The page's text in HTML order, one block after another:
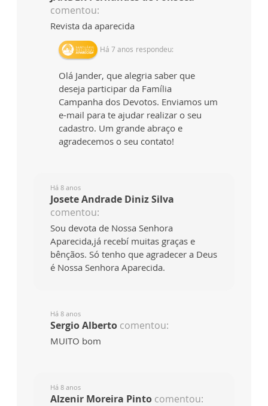
comentou:
Revista da aparecida
Há 7 anos respondeu:
Olá Jander, que alegria saber que
deseja participar da Família
Campanha dos Devotos. Enviamos um
e-mail para te ajudar realizar o seu
cadastro. Um grande abraço e
agradecemos o seu contato!
Há 8 anos
Josete Andrade Diniz Silva
comentou:
Sou devota de Nossa Senhora
Aparecida,já recebí muitas graças e
bênçãos. Só tenho que agradecer a Deus
é Nossa Senhora Aparecida.
Há 8 anos
Sergio Alberto comentou:
MUITO bom
Há 8 anos
Alzenir Moreira Pinto comentou: